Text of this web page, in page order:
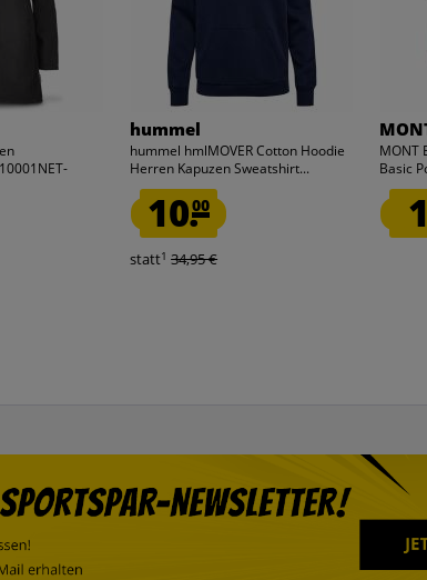
hummel
hummel hmlMOVER Cotton Hoodie
Herren Kapuzen Sweatshirt...
10.00
statt1 34,95 €
MONT
Basic